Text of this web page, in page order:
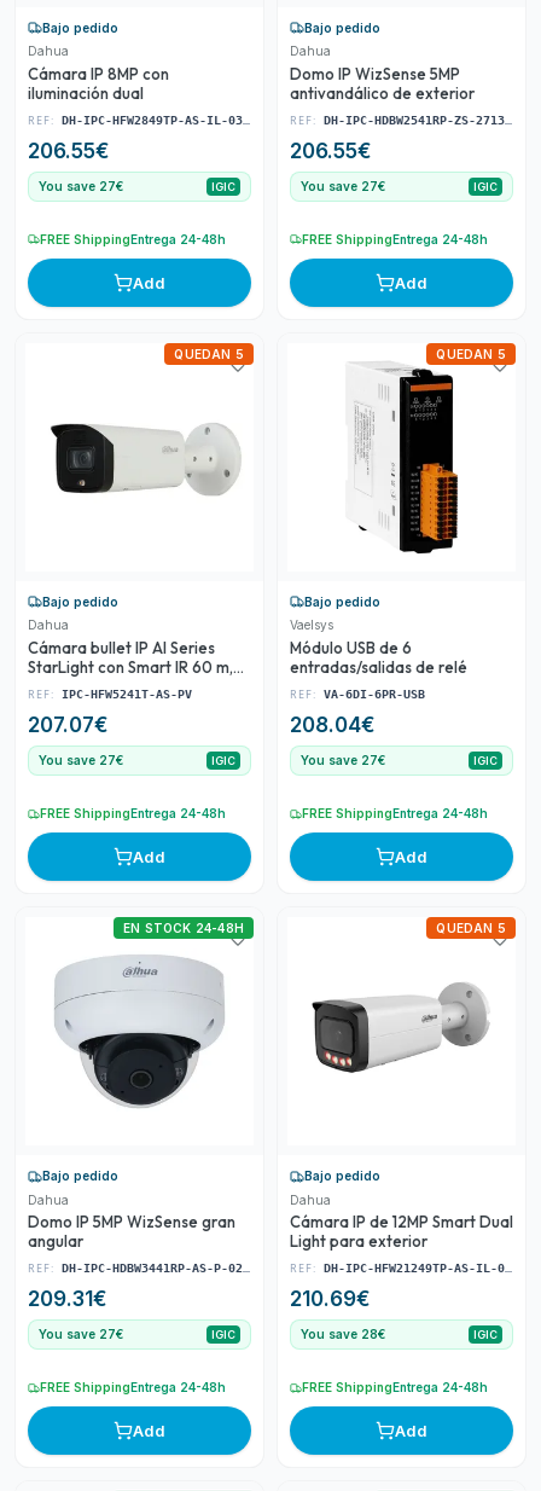
Bajo pedido
Dahua
Cámara IP 8MP con
iluminación dual
REF: DH-IPC-HFW2849TP-AS-IL-0360B
206.55€
You save 27€ IGIC
FREE ShippingEntrega 24-48h
Add
Bajo pedido
Dahua
Domo IP WizSense 5MP
antivandálico de exterior
REF: DH-IPC-HDBW2541RP-ZS-27135-S2
206.55€
You save 27€ IGIC
FREE ShippingEntrega 24-48h
Add
Bajo pedido
Dahua
Cámara bullet IP AI Series
StarLight con Smart IR 60 m,
para exterior
REF: IPC-HFW5241T-AS-PV
207.07€
QUEDAN 5
You save 27€ IGIC
FREE ShippingEntrega 24-48h
Add
Bajo pedido
Vaelsys
Módulo USB de 6
entradas/salidas de relé
REF: VA-6DI-6PR-USB
208.04€
QUEDAN 5
You save 27€ IGIC
FREE ShippingEntrega 24-48h
Add
Bajo pedido
Dahua
Domo IP 5MP WizSense gran
angular
REF: DH-IPC-HDBW3441RP-AS-P-0210B
209.31€
EN STOCK 24-48H
You save 27€ IGIC
FREE Shipping Entrega 24-48h
Add
Bajo pedido
Dahua
Cámara IP de 12MP Smart Dual
Light para exterior
REF: DH-IPC-HFW21249TP-AS-IL-0280B
210.69€
QUEDAN 5
You save 28€ IGIC
FREE Shipping Entrega 24-48h
Add